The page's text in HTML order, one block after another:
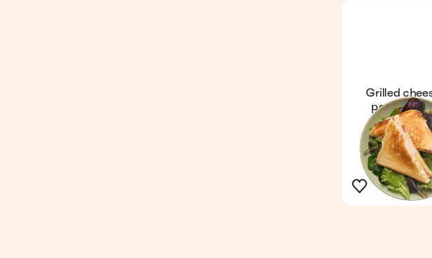
Grilled
poulet &
Express
10 min
Voir